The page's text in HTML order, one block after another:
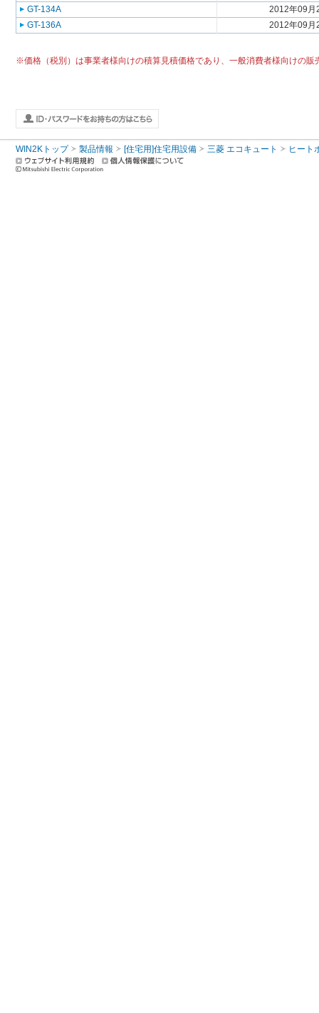
GT-134A
2012年09月
GT-136A
2012年09月
※価格（税別）は事業者様向けの積算見積価格であり、一般消費者様向けの販
WIN2Kトップ 製品情報 [住宅用]住宅用設備 三菱 エコキュート ヒート